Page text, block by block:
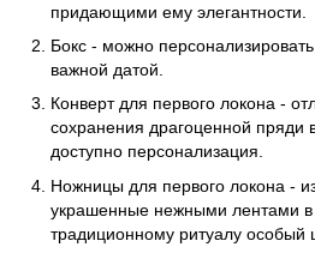
придающими ему элегантности.
Бокс - можно
важной датой.
Конверт для первого локона -
сохранения драгоценной
доступно персонализация.
Ножницы для первого локона -
украшенные нежными лентами
традиционному ритуалу особый